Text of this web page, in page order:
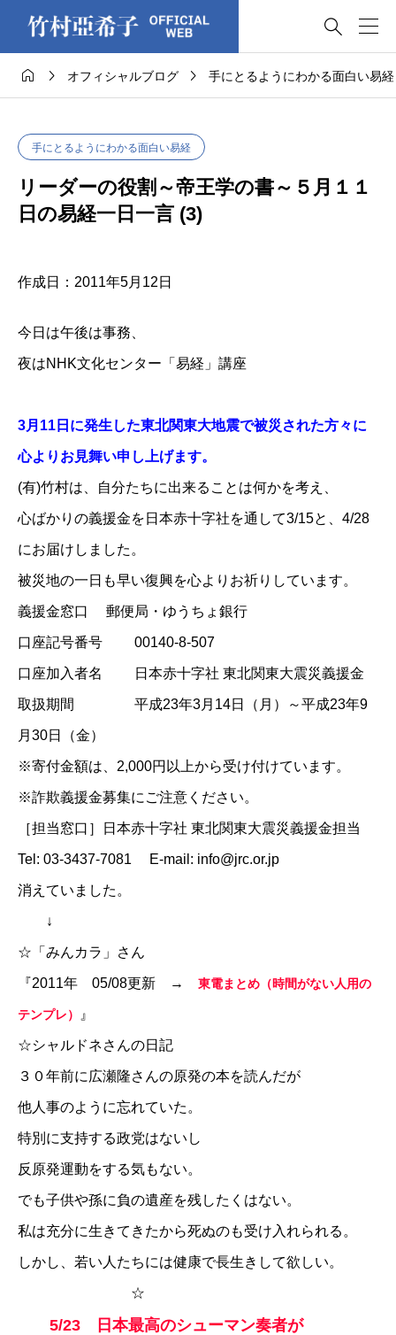

  オフィシャルブログ  手にとるようにわかる面白い易経
手にとるようにわかる面白い易経
リーダーの役割～帝王学の書～５月１１
日の易経一日一言 (3)
作成日：2011年5月12日
今日は午後は事務、
夜はNHK文化センター「易経」講座
3月11日に発生した東北関東大地震で被災された方々に
心よりお見舞い申し上げます。
(有)竹村は、自分たちに出来ることは何かを考え、
心ばかりの義援金を 日本赤十字社を通して3/15と、4/28
にお届けしました。
被災地の一日も早い復興を心よりお祈りしています。
義援金窓口 郵便局・ゆうちょ銀行
口座記号番号 00140-8-507
口座加入者名 日本赤十字社 東北関東大震災義援金
取扱期間 平成23年3月14日（月）～平成23年9
月30日（金）
※寄付金額は、2,000円以上から受け付けています。
※詐欺義援金募集にご注意ください。
［担当窓口］日本赤十字社 東北関東大震災義援金担当
Tel: 03-3437-7081 E-mail: info@jrc.or.jp
消えていました。
↓
☆ 「みんカラ」さん
『2011年 05/08更新 → 東電まとめ（時間がない人用の
テンプレ） 』
☆シャルドネさんの日記
３０年前に広瀬隆さんの原発の本を読んだが
他人事のように忘れていた。
特別に支持する政党はないし
反原発運動をする気もない。
でも子供や孫に負の遺産を残したくはない。
私は充分に生きてきたから死ぬのも受け入れられる。
しかし、若い人たちには健康で長生きして欲しい。
☆
5/23 日本最高のシューマン奏者が